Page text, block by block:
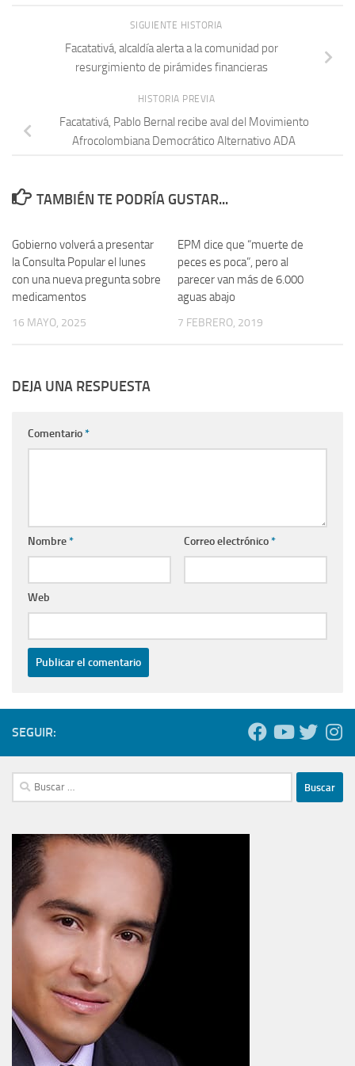
SIGUIENTE HISTORIA
Facatativá, alcaldía alerta a la comunidad por
resurgimiento de pirámides financieras
HISTORIA PREVIA
Facatativá, Pablo Bernal recibe aval del Movimiento
Afrocolombiana Democrático Alternativo ADA
TAMBIÉN TE PODRÍA GUSTAR...
Gobierno volverá a presentar
la Consulta Popular el lunes
con una nueva pregunta sobre
medicamentos
16 MAYO, 2025
EPM dice que “muerte de
peces es poca”, pero al
parecer van más de 6.000
aguas abajo
7 FEBRERO, 2019
DEJA UNA RESPUESTA
Comentario*
Nombre* Correo electrónico*
Web
SEGUIR:
Buscar: